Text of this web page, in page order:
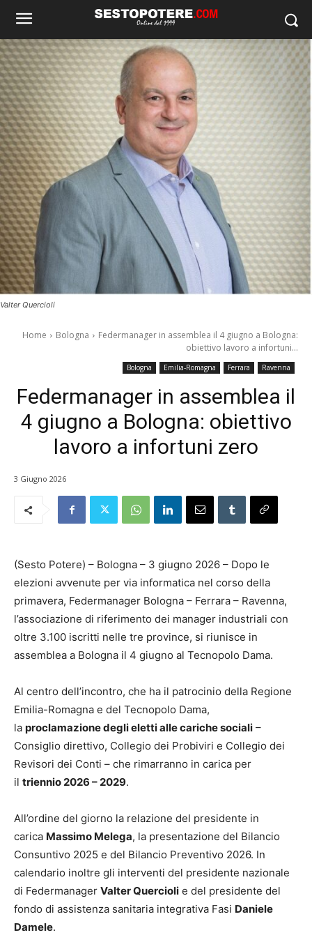
Valter Quercioli
Home Bologna
Federmanager in assemblea il 4 giugno a Bologna:
obiettivo lavoro a infortuni...
Bologna Emilia-Romagna Ferrara Ravenna
Federmanager in assemblea il
4 giugno a Bologna: obiettivo
lavoro a infortuni zero
3 Giugno 2026
(Sesto Potere) – Bologna – 3 giugno 2026 – Dopo le
elezioni avvenute per via informatica nel corso della
primavera, Federmanager Bologna – Ferrara – Ravenna,
l’associazione di riferimento dei manager industriali con
oltre 3.100 iscritti nelle tre province, si riunisce in
assemblea a Bologna il 4 giugno al Tecnopolo Dama.
Al centro dell’incontro, che ha il patrocinio della Regione
Emilia-Romagna e del Tecnopolo Dama,
la proclamazione degli eletti alle cariche sociali –
Consiglio direttivo, Collegio dei Probiviri e Collegio dei
Revisori dei Conti – che rimarranno in carica per
il triennio 2026 – 2029.
All’ordine del giorno la relazione del presidente in
carica Massimo Melega, la presentazione del Bilancio
Consuntivo 2025 e del Bilancio Preventivo 2026. In
calendario inoltre gli interventi del presidente nazionale
di Federmanager Valter Quercioli e del presidente del
fondo di assistenza sanitaria integrativa Fasi Daniele
Damele.